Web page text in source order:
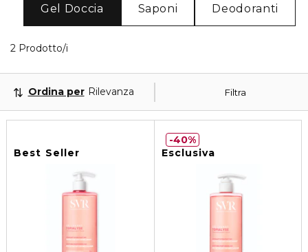
Gel Doccia Saponi Deodoranti
2 Prodotto/i
Filtra
Ordina per Rilevanza
Best Seller Esclusiva
40%